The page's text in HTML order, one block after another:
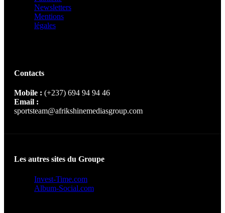
Newsletters
Mentions
légales
Contacts
Mobile : (+237) 694 94 94 46
Email :
sportsteam@afrikshinemediasgroup.com
Les autres sites du Groupe
Invest-Time.com
Album-Social.com